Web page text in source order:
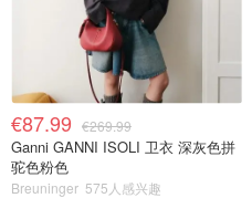
€87.99 €269.99
Ganni GANNI ISOLI 卫衣 深灰色拼
驼色粉色
Breuninger 575人感兴趣